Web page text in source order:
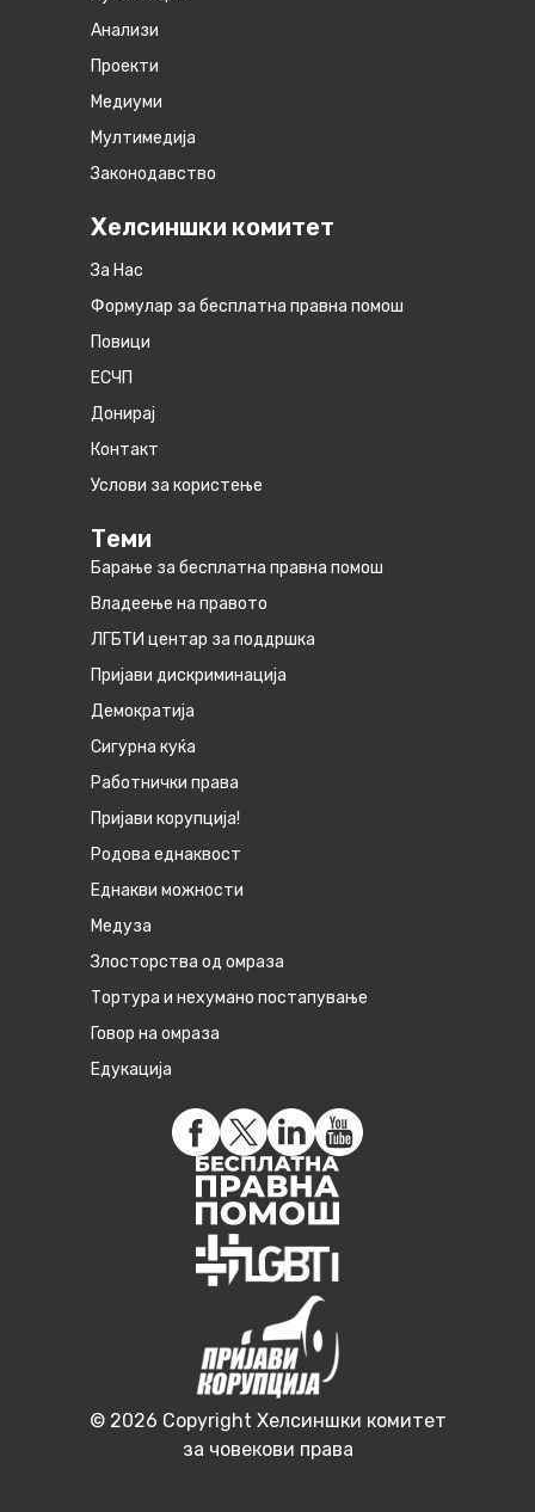
Анализи
Проекти
Медиуми
Мултимедија
Законодавство
Хелсиншки комитет
За Нас
Формулар за бесплатна правна помош
Повици
ЕСЧП
Донирај
Контакт
Услови за користење
Теми
Барање за бесплатна правна помош
Владеење на правото
ЛГБТИ центар за поддршка
Пријави дискриминација
Демократија
Сигурна куќа
Работнички права
Пријави корупција!
Родова еднаквост
Eднакви можности
Медуза
Злосторства од омраза
Тортура и нехумано постапување
Говор на омраза
Едукација
© 2026 Copyright Хелсиншки комитет
за човекови права